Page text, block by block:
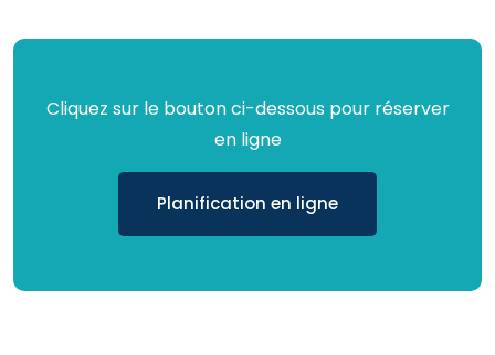
Cliquez sur le bouton ci-dessous pour réserver
en ligne
Planification en ligne